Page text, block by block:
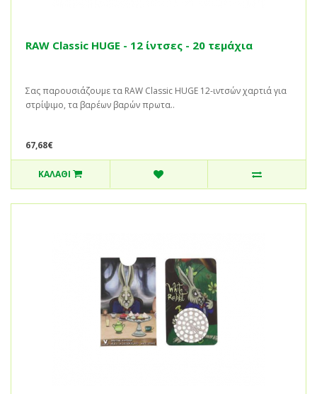
RAW Classic HUGE - 12 ίντσες - 20 τεμάχια
Σας παρουσιάζουμε τα RAW Classic HUGE 12-ιντσών χαρτιά για
στρίψιμο, τα βαρέων βαρών πρωτα..
67,68€
ΚΑΛΆΘΙ